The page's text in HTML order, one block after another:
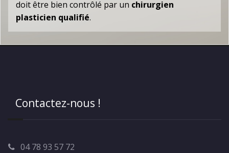
doit être bien contrôlé par un chirurgien
plasticien qualifié.
Contactez-nous !
04 78 93 57 72